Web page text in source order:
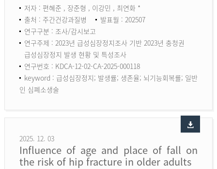
저자 : 편혜준 , 장준형 , 이강민 , 최연화 *
출처 : 주간건강과질병
발표월 : 202507
연구구분 : 조사/감시보고
연구주제 : 2023년 급성심장정지조사 기반 2023년 충청권
급성심장정지 발생 현황 및 특성조사
연구번호 : KDCA-12-02-CA-2025-000118
keyword : 급성심장정지; 발생률; 생존율; 뇌기능회복률; 일반
인 심폐소생술
2025. 12. 03
Influence of age and place of fall on
the risk of hip fracture in older adults